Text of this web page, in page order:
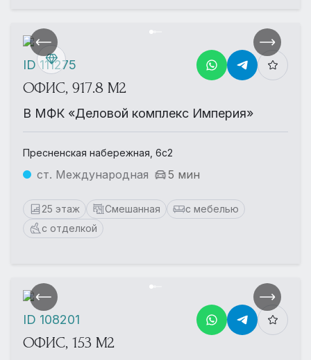
ОФИС, 917.8 М2
В МФК «Деловой комплекс Империя»
Пресненская набережная, 6с2
ст. Международная 5 мин
25 этаж Смешанная
с мебелью
с отделкой
ID 111275
ОФИС, 153 М2
ID 108201